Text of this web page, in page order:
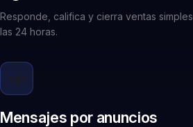
Responde, califica y cierra ventas simples
las 24 horas.
Mensajes por anuncios